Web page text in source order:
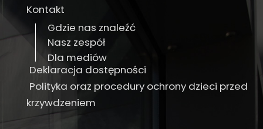
Kontakt
Gdzie nas znaleźć
Nasz zespół
Dla mediów
Deklaracja dostępności
Polityka oraz procedury ochrony dzieci przed
krzywdzeniem